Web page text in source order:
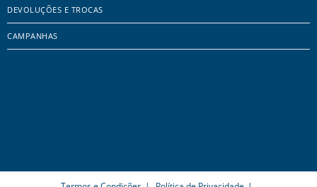
DEVOLUÇÕES E TROCAS
CAMPANHAS